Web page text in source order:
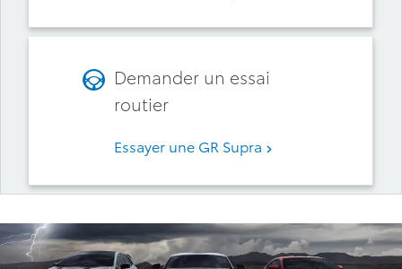
Demander un essai
routier
Essayer une GR Supra